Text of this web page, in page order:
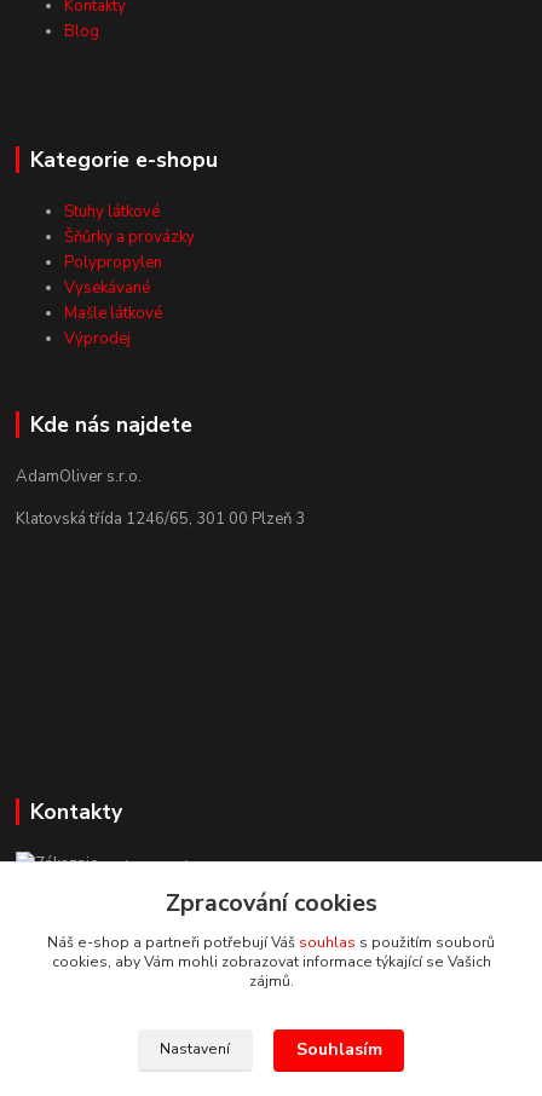
Kontakty
Blog
Kategorie e-shopu
Stuhy látkové
Šňůrky a provázky
Polypropylen
Vysekávané
Mašle látkové
Výprodej
Kde nás najdete
AdamOliver s.r.o.
Klatovská třída 1246/65, 301 00 Plzeň 3
Kontakty
Zákaznická podpora StuhyLevně.cz
+420 725 618 353
(Po-Pá, 8-16 hod.)
adamoliver@seznam.cz
Zpracování cookies
Náš e-shop a partneři potřebují Váš souhlas s použitím souborů
cookies, aby Vám mohli zobrazovat informace týkající se Vašich
zájmů.
Nastavení Souhlasím